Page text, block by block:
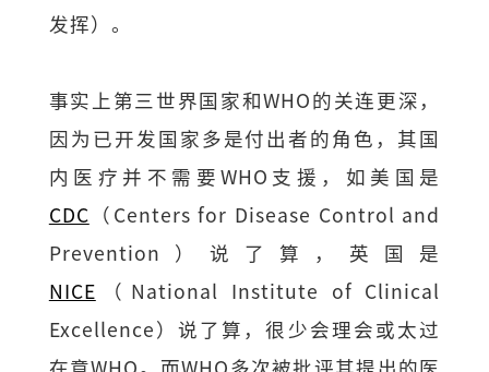
发挥）。
事实上第三世界国家和WHO的关连更深，
因为已开发国家多是付出者的角色，其国
内医疗并不需要​WHO支援，如美国是
CDC （Centers for Disease Control and
Prevention）说了算，英国是
NICE （National Institute of Clinical
Excellence）说了算，很少会理会或太过